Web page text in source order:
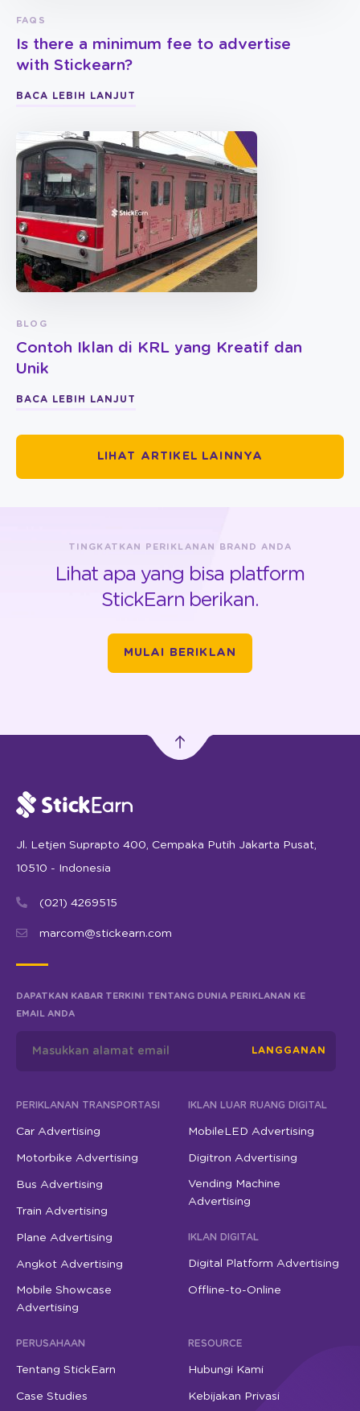
FAQS
Is there a minimum fee to advertise
with Stickearn?
BACA LEBIH LANJUT
BLOG
Contoh Iklan di KRL yang Kreatif dan
Unik
BACA LEBIH LANJUT
LIHAT ARTIKEL LAINNYA
TINGKATKAN PERIKLANAN BRAND ANDA
Lihat apa yang bisa platform
StickEarn berikan.
MULAI BERIKLAN
Jl. Letjen Suprapto 400, Cempaka Putih Jakarta Pusat,
10510 - Indonesia
(021) 4269515
marcom@stickearn.com
DAPATKAN KABAR TERKINI TENTANG DUNIA PERIKLANAN KE
EMAIL ANDA
LANGGANAN
PERIKLANAN TRANSPORTASI
Car Advertising
Motorbike Advertising
Bus Advertising
Train Advertising
Plane Advertising
Angkot Advertising
Mobile Showcase
Advertising
IKLAN LUAR RUANG DIGITAL
MobileLED Advertising
Digitron Advertising
Vending Machine
Advertising
IKLAN DIGITAL
Digital Platform Advertising
Offline-to-Online
PERUSAHAAN
Tentang StickEarn
Case Studies
RESOURCE
Hubungi Kami
Kebijakan Privasi